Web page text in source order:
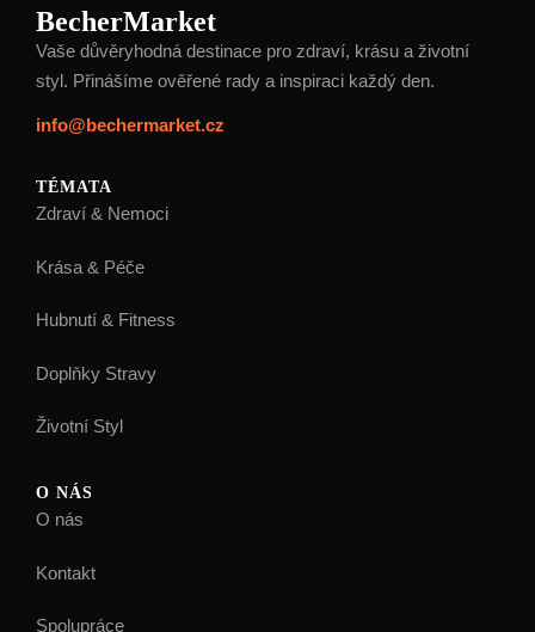
BecherMarket
Vaše důvěryhodná destinace pro zdraví, krásu a životní
styl. Přinášíme ověřené rady a inspiraci každý den.
info@bechermarket.cz
TÉMATA
Zdraví & Nemoci
Krása & Péče
Hubnutí & Fitness
Doplňky Stravy
Životní Styl
O NÁS
O nás
Kontakt
Spolupráce